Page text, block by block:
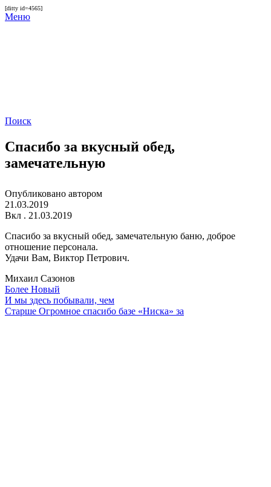
[ditty id=4565]
Меню
Поиск
Спасибо за вкусный обед,
замечательную
Опубликовано автором
21.03.2019
Вкл . 21.03.2019
Спасибо за вкусный обед, замечательную баню, доброе
отношение персонала.
Удачи Вам, Виктор Петрович.
Михаил Сазонов
Более Новый
И мы здесь побывали, чем
Старше Огромное спасибо базе «Ниска» за